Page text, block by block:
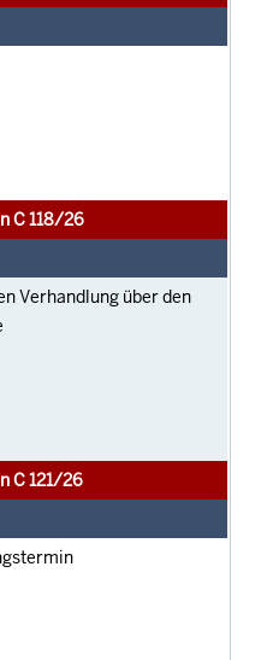
C 118/26
Verhandlung über den
C 121/26